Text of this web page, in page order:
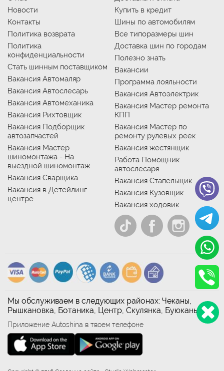
Новости
Контакты
Политика возврата
Политика
конфиденциальности
Стать шинным поставщиком
Вакансия Автомаляр
Вакансия Автослесарь
Вакансия Автомеханика
Вакансия Рихтовщик
Вакансия Подборщик
автозапчастей
Вакансия Мастер
шиномонтажа - На
выездной шиномонтаж
Вакансия Сварщика
Вакансия в Детейлинг
центре
Купить в кредит
Шины по автомобилям
Все типоразмеры шин
Доставка шин по городам
Полезно знать
Вакансии
Программа лояльности
Вакансия Автоэлектрик
Вакансия Мастер ремонта
КПП
Вакансия Мастер по
ремонту рулевых реек
Вакансия жестянщик
Работа Помощник
автослесаря
Вакансия Стапельщик
Вакансия Кузовщик
Вакансия ходовик
Мы обслуживаем в следующих районах: Чеканы,
Рышкановка, Ботаника, Центр, Скулянка, Буюканы
Приложение Autoshina в твоем телефоне